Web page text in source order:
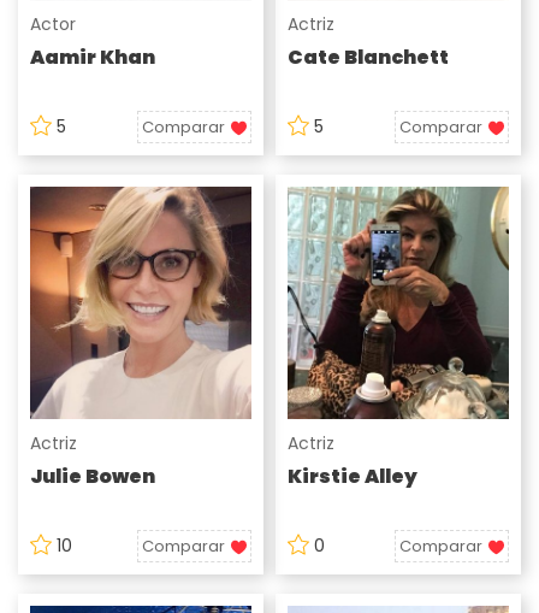
Actor
Aamir Khan
5 Comparar
Actriz
Cate Blanchett
5 Comparar
Actriz
Julie Bowen
10 Comparar
Actriz
Kirstie Alley
0 Comparar